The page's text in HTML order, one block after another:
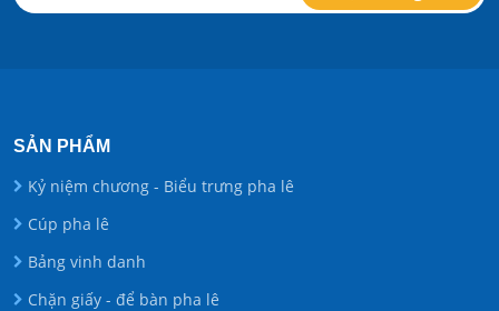
SẢN PHẨM
Kỷ niệm chương - Biểu trưng pha lê
Cúp pha lê
Bảng vinh danh
Chặn giấy - để bàn pha lê